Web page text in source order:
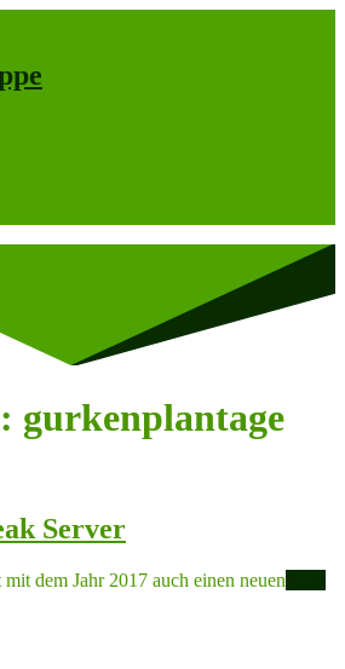
gurkenplantage
Server
dem Jahr 2017 auch einen neuen